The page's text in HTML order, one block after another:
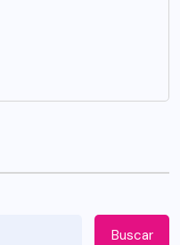
Buscar